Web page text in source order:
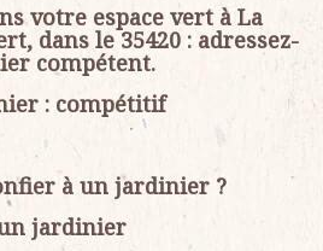
votre espace vert à La
dans le 35420 : adressez-
compétent.
: compétitif
à un jardinier ?
jardinier